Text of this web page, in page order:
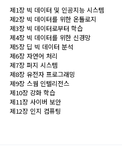
제1장 빅 데이터 및 인공지능 시스템
제2장 빅 데이터를 위한 온톨로지
제3장 빅 데이터로부터 학습
제4장 빅 데이터를 위한 신경망
제5장 딥 빅 데이터 분석
제6장 자연어 처리
제7장 퍼지 시스템
제8장 유전자 프로그래밍
제9장 스웜 인텔리전스
제10장 강화 학습
제11장 사이버 보안
제12장 인지 컴퓨팅